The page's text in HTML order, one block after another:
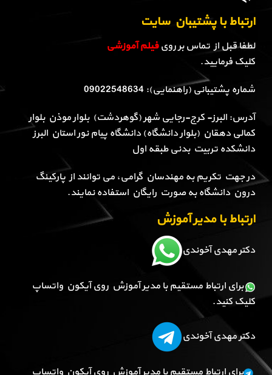
ارتباط با پشتیبان سایت
لطفا قبل از تماس بر رویفیلم آموزشی
کلیک فرمایید.
شماره پشتیبانی (راهنمایی): 09022548634
آدرس: البرز- کرج-رجایی شهر (گوهردشت) بلوار موذن بلوار
کمالی دهقان (بلوار دانشگاه) دانشگاه پیام نور استان البرز
دانشکده تربیت بدنی طبقه اول
در جهت تکریم به مهندسان گرامی، می توانند از پارکینگ
درون دانشگاه به صورت رایگان استفاده نمایند.
ارتباط با مدیر آموزش
دکتر مهدی آخوندی
برای ارتباط مستقیم با مدیر آموزش روی آیکون واتساپ
کلیک کنید.
دکتر مهدی آخوندی